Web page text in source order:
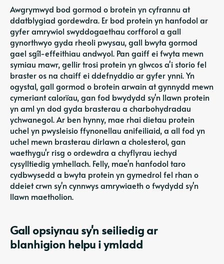
Awgrymwyd bod gormod o brotein yn cyfrannu at
ddatblygiad gordewdra. Er bod protein yn hanfodol ar
gyfer amrywiol swyddogaethau corfforol a gall
gynorthwyo gyda rheoli pwysau, gall bwyta gormod
gael sgîl-effeithiau andwyol. Pan gaiff ei fwyta mewn
symiau mawr, gellir trosi protein yn glwcos a'i storio fel
braster os na chaiff ei ddefnyddio ar gyfer ynni. Yn
ogystal, gall gormod o brotein arwain at gynnydd mewn
cymeriant calorïau, gan fod bwydydd sy'n llawn protein
yn aml yn dod gyda brasterau a charbohydradau
ychwanegol. Ar ben hynny, mae rhai dietau protein
uchel yn pwysleisio ffynonellau anifeiliaid, a all fod yn
uchel mewn brasterau dirlawn a cholesterol, gan
waethygu'r risg o ordewdra a chyflyrau iechyd
cysylltiedig ymhellach. Felly, mae'n hanfodol taro
cydbwysedd a bwyta protein yn gymedrol fel rhan o
ddeiet crwn sy'n cynnwys amrywiaeth o fwydydd sy'n
llawn maetholion.
Gall opsiynau sy'n seiliedig ar
blanhigion helpu i ymladd